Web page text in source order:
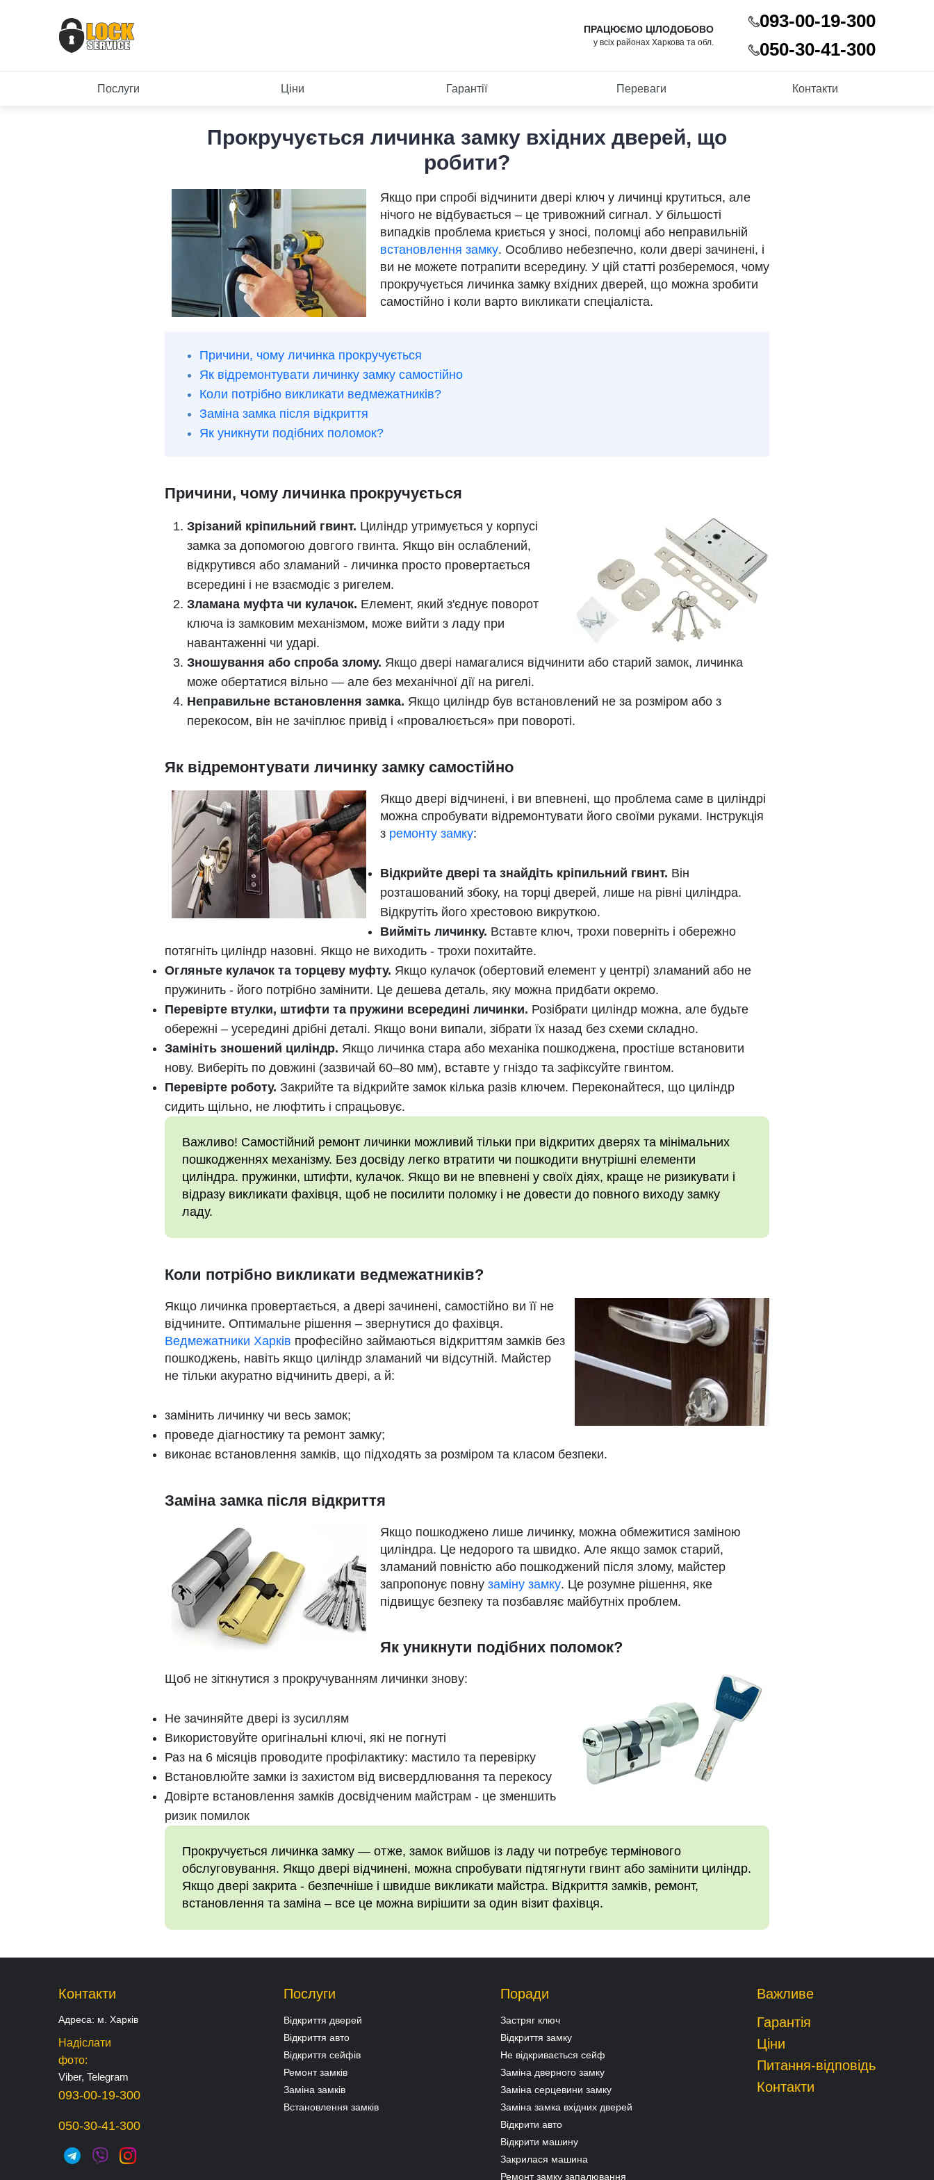
ПРАЦЮЄМО ЦІЛОДОБОВО
у всіх районах Харкова та обл.
093-00-19-300
050-30-41-300
Послуги Ціни Гарантії Переваги Контакти
Прокручується личинка замку вхідних дверей, що
робити?
Якщо при спробі відчинити двері ключ у личинці крутиться, але
нічого не відбувається – це тривожний сигнал. У більшості
випадків проблема криється у зносі, поломці або неправильній
встановлення замку. Особливо небезпечно, коли двері зачинені, і
ви не можете потрапити всередину. У цій статті розберемося, чому
прокручується личинка замку вхідних дверей, що можна зробити
самостійно і коли варто викликати спеціаліста.
Причини, чому личинка прокручується
Як відремонтувати личинку замку самостійно
Коли потрібно викликати ведмежатників?
Заміна замка після відкриття
Як уникнути подібних поломок?
Причини, чому личинка прокручується
Зрізаний кріпильний гвинт. Циліндр утримується у корпусі
замка за допомогою довгого гвинта. Якщо він ослаблений,
відкрутився або зламаний - личинка просто провертається
всередині і не взаємодіє з ригелем.
Зламана муфта чи кулачок. Елемент, який з'єднує поворот
ключа із замковим механізмом, може вийти з ладу при
навантаженні чи ударі.
Зношування або спроба злому. Якщо двері намагалися відчинити або старий замок, личинка
може обертатися вільно — але без механічної дії на ригелі.
Неправильне встановлення замка. Якщо циліндр був встановлений не за розміром або з
перекосом, він не зачіплює привід і «провалюється» при повороті.
Як відремонтувати личинку замку самостійно
Якщо двері відчинені, і ви впевнені, що проблема саме в циліндрі
можна спробувати відремонтувати його своїми руками. Інструкція
з ремонту замку:
Відкрийте двері та знайдіть кріпильний гвинт. Він
розташований збоку, на торці дверей, лише на рівні циліндра.
Відкрутіть його хрестовою викруткою.
Вийміть личинку. Вставте ключ, трохи поверніть і обережно
потягніть циліндр назовні. Якщо не виходить - трохи похитайте.
Огляньте кулачок та торцеву муфту. Якщо кулачок (обертовий елемент у центрі) зламаний або не
пружинить - його потрібно замінити. Це дешева деталь, яку можна придбати окремо.
Перевірте втулки, штифти та пружини всередині личинки. Розібрати циліндр можна, але будьте
обережні – усередині дрібні деталі. Якщо вони випали, зібрати їх назад без схеми складно.
Замініть зношений циліндр. Якщо личинка стара або механіка пошкоджена, простіше встановити
нову. Виберіть по довжині (зазвичай 60–80 мм), вставте у гніздо та зафіксуйте гвинтом.
Перевірте роботу. Закрийте та відкрийте замок кілька разів ключем. Переконайтеся, що циліндр
сидить щільно, не люфтить і спрацьовує.
Важливо! Самостійний ремонт личинки можливий тільки при відкритих дверях та мінімальних
пошкодженнях механізму. Без досвіду легко втратити чи пошкодити внутрішні елементи
циліндра. пружинки, штифти, кулачок. Якщо ви не впевнені у своїх діях, краще не ризикувати і
відразу викликати фахівця, щоб не посилити поломку і не довести до повного виходу замку
ладу.
Коли потрібно викликати ведмежатників?
Якщо личинка провертається, а двері зачинені, самостійно ви її не
відчините. Оптимальне рішення – звернутися до фахівця.
Ведмежатники Харків професійно займаються відкриттям замків без
пошкоджень, навіть якщо циліндр зламаний чи відсутній. Майстер
не тільки акуратно відчинить двері, а й:
замінить личинку чи весь замок;
проведе діагностику та ремонт замку;
виконає встановлення замків, що підходять за розміром та класом безпеки.
Заміна замка після відкриття
Якщо пошкоджено лише личинку, можна обмежитися заміною
циліндра. Це недорого та швидко. Але якщо замок старий,
зламаний повністю або пошкоджений після злому, майстер
запропонує повну заміну замку. Це розумне рішення, яке
підвищує безпеку та позбавляє майбутніх проблем.
Як уникнути подібних поломок?
Щоб не зіткнутися з прокручуванням личинки знову:
Не зачиняйте двері із зусиллям
Використовуйте оригінальні ключі, які не погнуті
Раз на 6 місяців проводите профілактику: мастило та перевірку
Встановлюйте замки із захистом від висвердлювання та перекосу
Довірте встановлення замків досвідченим майстрам - це зменшить
ризик помилок
Прокручується личинка замку — отже, замок вийшов із ладу чи потребує термінового
обслуговування. Якщо двері відчинені, можна спробувати підтягнути гвинт або замінити циліндр.
Якщо двері закрита - безпечніше і швидше викликати майстра. Відкриття замків, ремонт,
встановлення та заміна – все це можна вирішити за один візит фахівця.
Контакти
Адреса: м. Харків
Надіслати
фото:
Viber, Telegram
093-00-19-300
050-30-41-300
Послуги
Відкриття дверей
Відкриття авто
Відкриття сейфів
Ремонт замків
Заміна замків
Встановлення замків
Поради
Застряг ключ
Відкриття замку
Не відкривається сейф
Заміна дверного замку
Заміна серцевини замку
Заміна замка вхідних дверей
Відкрити авто
Відкрити машину
Закрилася машина
Ремонт замку запалювання
Важливе
Гарантія
Ціни
Питання-відповідь
Контакти